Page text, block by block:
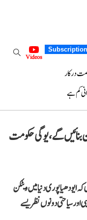
Subscription
Videos
درکار
کم ہے
بنائیں گے، یوگی حکومت
پوری دنیا میں ویٹکن
اور سیاحتی دونوں نظریسے